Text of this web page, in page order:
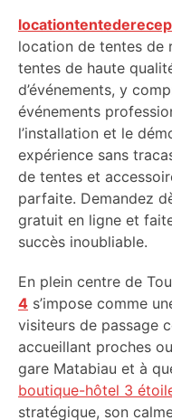
location de tentes de
tentes de haute
d’événements, y
événements
l’installation et le
expérience sans
de tentes et
parfaite. Demandez
gratuit en ligne et
succès inoubliable.
En plein centre de
4 s’impose comme
visiteurs de passage
accueillant proches
gare Matabiau et à
boutique-hôtel 3
stratégique, son